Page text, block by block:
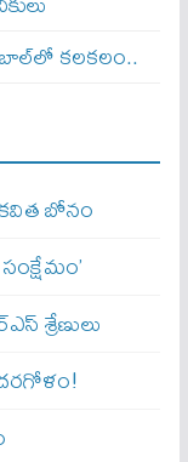
కలకలం..
బోనం
శ్రేణులు